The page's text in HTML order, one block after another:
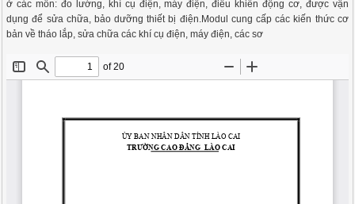
ở các môn: đo lường, khí cụ điện, máy điện, điều khiển động cơ, được vận
dụng để sửa chữa, bảo dưỡng thiết bị điện.Modul cung cấp các kiến thức cơ
bản về tháo lắp, sửa chữa các khí cụ điện, máy điện, các sơ